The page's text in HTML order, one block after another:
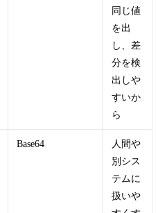
同じ値
を出
し、差
分を検
出しや
すいか
ら
Base64
人間や
別シス
テムに
扱いや